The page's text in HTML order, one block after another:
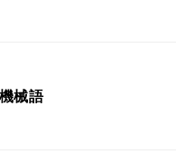
械語